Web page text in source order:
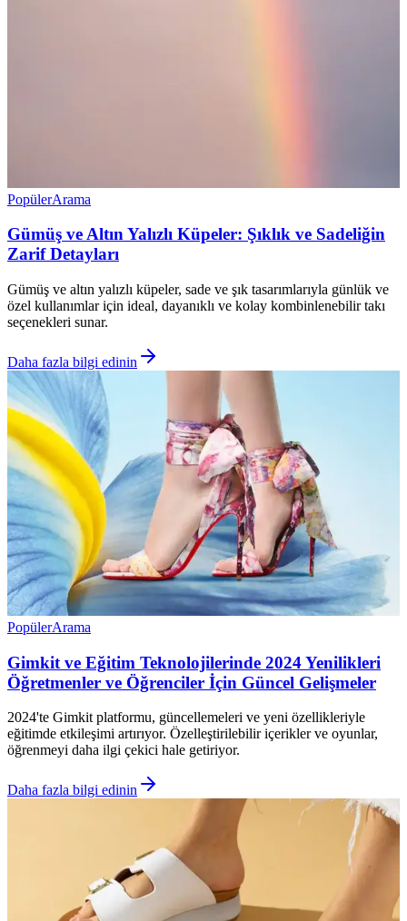
PopülerArama
Gümüş ve Altın Yalızlı Küpeler: Şıklık ve Sadeliğin
Zarif Detayları
Gümüş ve altın yalızlı küpeler, sade ve şık tasarımlarıyla günlük ve
özel kullanımlar için ideal, dayanıklı ve kolay kombinlenebilir takı
seçenekleri sunar.
Daha fazla bilgi edinin
PopülerArama
Gimkit ve Eğitim Teknolojilerinde 2024 Yenilikleri
Öğretmenler ve Öğrenciler İçin Güncel Gelişmeler
2024'te Gimkit platformu, güncellemeleri ve yeni özellikleriyle
eğitimde etkileşimi artırıyor. Özelleştirilebilir içerikler ve oyunlar,
öğrenmeyi daha ilgi çekici hale getiriyor.
Daha fazla bilgi edinin